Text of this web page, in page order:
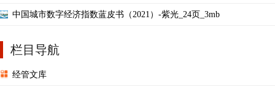
中国城市数字经济指数蓝皮书（2021）-紫光_24页_3mb
栏目导航
经管文库